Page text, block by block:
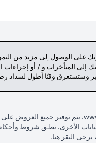
على الوصول إلى مزيد من
إلى المتأخرات و / أو إجراءات
وستستغرق وقتًا أطول لسداد
(opens in a new tab). يتم توفير جميع العروض
الأخرى. تطبق شروط
النقر هنا.